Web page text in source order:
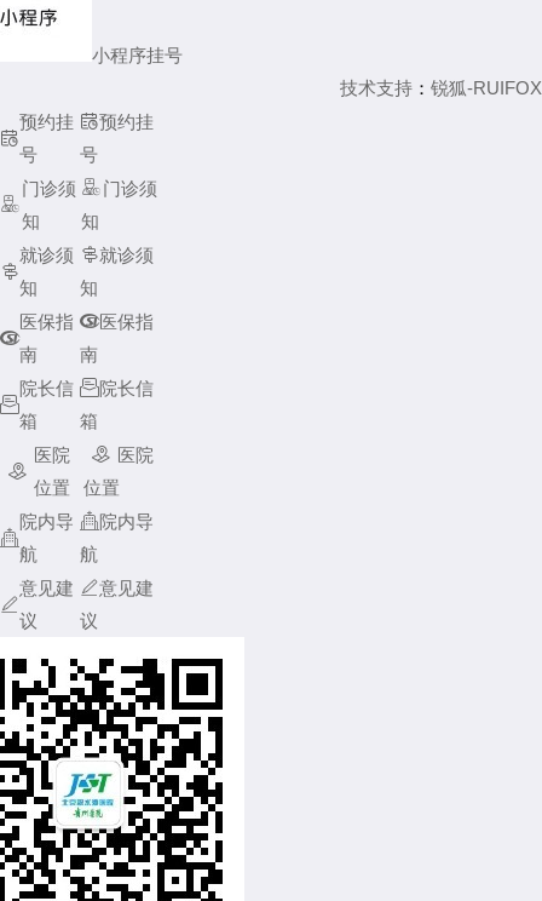
小程序挂号
技术支持 ： 锐狐-RUIFOX

预约挂
号
预约挂
号

门诊须
知
门诊须
知

就诊须
知
就诊须
知

医保指
南
医保指
南

院长信
箱
院长信
箱

医院
位置
 医院
位置

院内导
航
院内导
航

意见建
议
意见建
议